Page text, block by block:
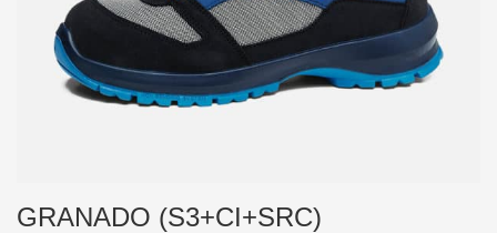
GRANADO (S3+CI+SRC)